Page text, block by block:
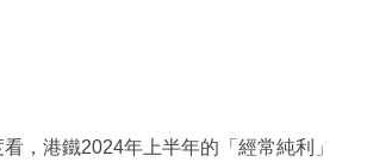
，港鐵2024年上半年的「經常純利」